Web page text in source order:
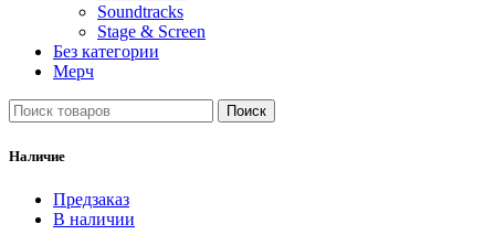
Soundtracks
Stage & Screen
Без категории
Мерч
Поиск
Наличие
Предзаказ
В наличии